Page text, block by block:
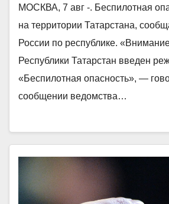
МОСКВА, 7 авг -. Беспилотная
на территории Татарстана,
России по республике.
Республики Татарстан введен
«Беспилотная опасность», —
сообщении ведомства…